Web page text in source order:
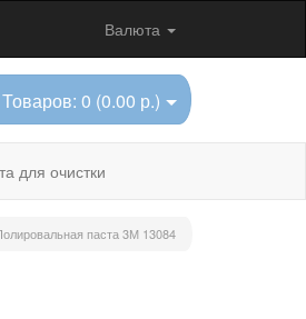
Валюта
Товаров: 0 (0.00 р.)
для очистки
паста 3М 13084